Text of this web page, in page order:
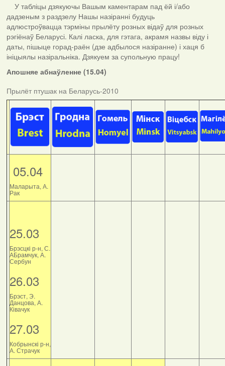
У табліцы дзякуючы Вашым каментарам пад ёй і/або
дадзеным з раздзелу Нашы назіранні будуць
адлюстроўвацца тэрміны прылёту розных відаў для розных
рэгіёнаў Беларусі. Калі ласка, для гэтага, акрамя назвы віду і
даты, пішыце горад-раён (дзе адбылося назіранне) і хаця б
ініцыялы назіральніка. Дзякуем за супольную працу!
Апошняе абнаўленне (15.04)
Прылёт птушак на Беларусь-2010
05.04
Маларыта, А.
Рак
25.03
Брэсцкі р-н, С.
АБрамчук, А.
Сербун
26.03
Брэст, Э.
Данцова, А.
Ківачук
27.03
Кобрынскі р-н,
А. Страчук